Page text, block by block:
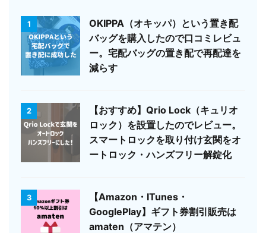
1
OKIPPA（オキッパ）という置き配
バッグを購入したので口コミレビュ
ー。宅配バッグの置き配で再配達を
減らす
2
【おすすめ】Qrio Lock（キュリオ
ロック）を設置したのでレビュー。
スマートロックを取り付け玄関をオ
ートロック・ハンズフリー解錠化
3
【Amazon・ITunes・
GooglePlay】ギフト券割引販売は
amaten（アマテン）